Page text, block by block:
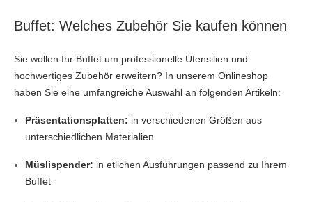
Buffet: Welches Zubehör Sie kaufen können
Sie wollen Ihr Buffet um professionelle Utensilien und
hochwertiges Zubehör erweitern? In unserem Onlineshop
haben Sie eine umfangreiche Auswahl an folgenden Artikeln:
Präsentationsplatten: in verschiedenen Größen aus
unterschiedlichen Materialien
Müslispender: in etlichen Ausführungen passend zu Ihrem
Buffet